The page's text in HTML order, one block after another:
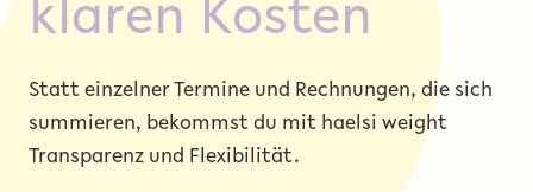
klaren Kosten
Statt einzelner Termine und Rechnungen, die sich
summieren, bekommst du mit haelsi weight
Transparenz und Flexibilität.